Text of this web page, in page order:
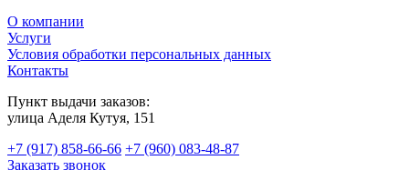
О компании
Услуги
Условия обработки персональных данных
Контакты
Пункт выдачи заказов:
​улица Аделя Кутуя, 151
+7 (917) 858-66-66 +7 (960) 083-48-87
Заказать звонок